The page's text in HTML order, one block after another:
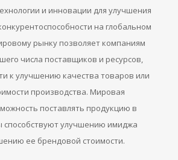
и инновации для улучшения
на глобальном
рынку позволяет компаниям
числа поставщиков и ресурсов,
к улучшению качества товаров или
производства. Мировая
поставлять продукцию в
способствуют улучшению имиджа
ее брендовой стоимости.